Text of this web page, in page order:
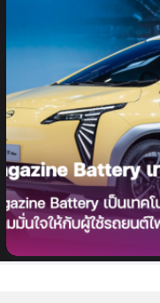
รู้จัก Magazine
จาก GAC AION
ผู้ใช้รถ EV